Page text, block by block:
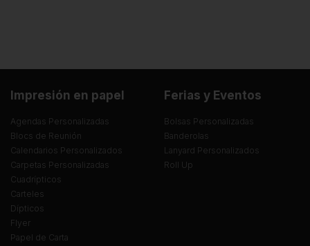
Impresión en papel
Agendas Personalizadas
Blocs de Reunión
Calendarios Personalizados
Carpetas Personalizadas
Cuadrípticos
Carteles
Dípticos
Flyer
Papel de Carta
Ferias y Eventos
Bolsas Personalizadas
Banderolas
Lanyard Personalizados
Roll Up